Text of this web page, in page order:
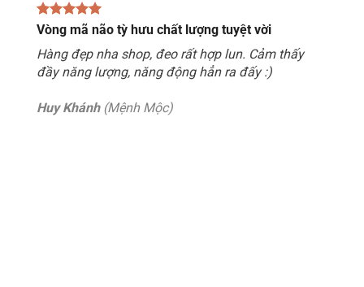
Vòng mã não tỳ hưu chất lượng tuyệt vời
Hàng đẹp nha shop, đeo rất hợp lun. Cảm thấy
đầy năng lượng, năng động hẳn ra đấy :)
Huy Khánh(Mệnh Mộc)